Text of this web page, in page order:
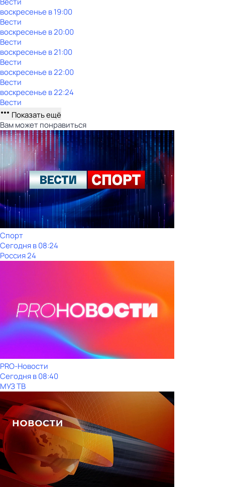
воскресенье в19:00
Вести
воскресенье в20:00
Вести
воскресенье в21:00
Вести
воскресенье в22:00
Вести
воскресенье в22:24
Вести
Показать ещё
Вам может понравиться
Спорт
Сегодня в 08:24
Россия 24
PRO-Новости
Сегодня в 08:40
МУЗ ТВ